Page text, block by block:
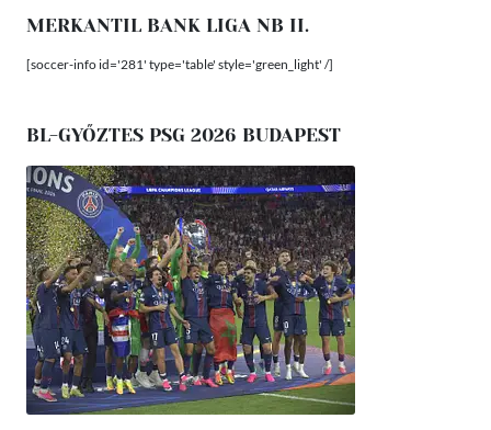
MERKANTIL BANK LIGA NB II.
[soccer-info id='281' type='table' style='green_light' /]
BL-GYŐZTES PSG 2026 BUDAPEST